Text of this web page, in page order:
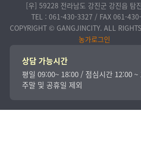
[우] 59228 전라남도 강진군 강진읍 탐
TEL : 061-430-3327 / FAX 061-
COPYRIGHT © GANGJINCITY. ALL
농가로그인
상담 가능시간
평일 09:00~ 18:00 / 점심시간 12:00 ~
주말 및 공휴일 제외